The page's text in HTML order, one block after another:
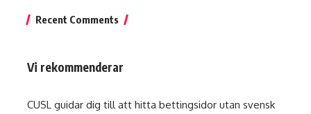
Recent Comments
Vi rekommenderar
CUSL guidar dig till att hitta bettingsidor utan svensk